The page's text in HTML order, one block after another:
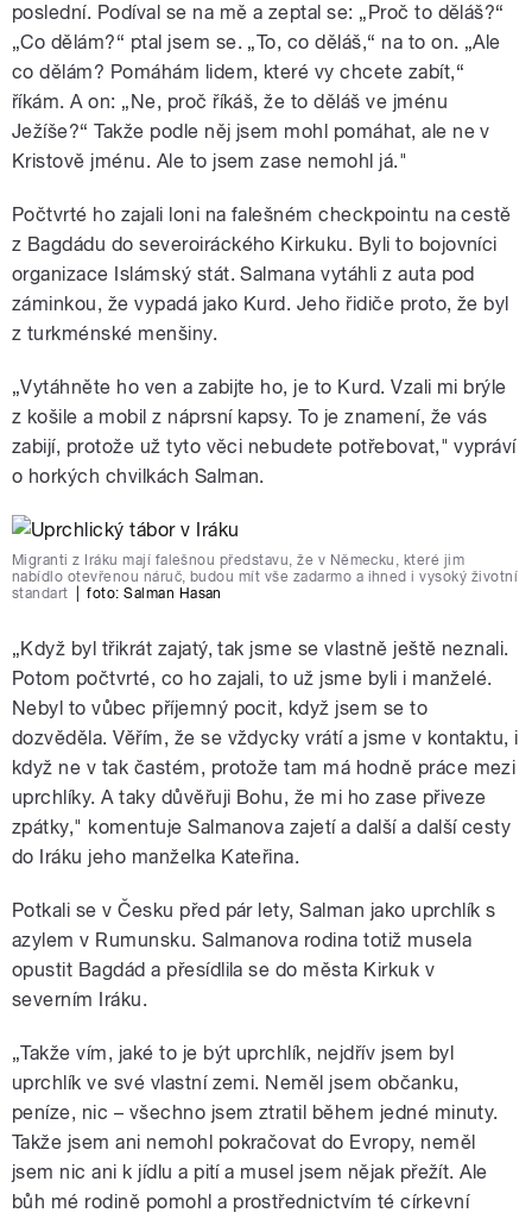
poslední. Podíval se na mě a zeptal se: „Proč to děláš?“
„Co dělám?“ ptal jsem se. „To, co děláš,“ na to on. „Ale
co dělám? Pomáhám lidem, které vy chcete zabít,“
říkám. A on: „Ne, proč říkáš, že to děláš ve jménu
Ježíše?“ Takže podle něj jsem mohl pomáhat, ale ne v
Kristově jménu. Ale to jsem zase nemohl já."
Počtvrté ho zajali loni na falešném checkpointu na cestě
z Bagdádu do severoiráckého Kirkuku. Byli to bojovníci
organizace Islámský stát. Salmana vytáhli z auta pod
záminkou, že vypadá jako Kurd. Jeho řidiče proto, že byl
z turkménské menšiny.
„Vytáhněte ho ven a zabijte ho, je to Kurd. Vzali mi brýle
z košile a mobil z náprsní kapsy. To je znamení, že vás
zabijí, protože už tyto věci nebudete potřebovat," vypráví
o horkých chvilkách Salman.
Migranti z Iráku mají falešnou představu, že v Německu, které jim
nabídlo otevřenou náruč, budou mít vše zadarmo a ihned i vysoký životní
standart
foto:Salman Hasan
„Když byl třikrát zajatý, tak jsme se vlastně ještě neznali.
Potom počtvrté, co ho zajali, to už jsme byli i manželé.
Nebyl to vůbec příjemný pocit, když jsem se to
dozvěděla. Věřím, že se vždycky vrátí a jsme v kontaktu, i
když ne v tak častém, protože tam má hodně práce mezi
uprchlíky. A taky důvěřuji Bohu, že mi ho zase přiveze
zpátky," komentuje Salmanova zajetí a další a další cesty
do Iráku jeho manželka Kateřina.
Potkali se v Česku před pár lety, Salman jako uprchlík s
azylem v Rumunsku. Salmanova rodina totiž musela
opustit Bagdád a přesídlila se do města Kirkuk v
severním Iráku.
„Takže vím, jaké to je být uprchlík, nejdřív jsem byl
uprchlík ve své vlastní zemi. Neměl jsem občanku,
peníze, nic – všechno jsem ztratil během jedné minuty.
Takže jsem ani nemohl pokračovat do Evropy, neměl
jsem nic ani k jídlu a pití a musel jsem nějak přežít. Ale
bůh mé rodině pomohl a prostřednictvím té církevní